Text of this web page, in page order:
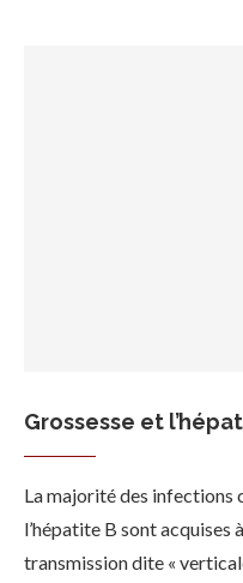
Grossesse et
La majorité des infections
l’hépatite B sont acquises
transmission dite «